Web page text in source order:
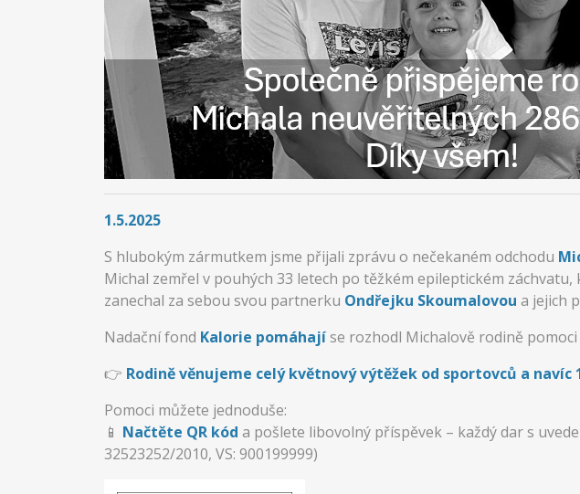
1.5.2025
S hlubokým zármutkem jsme přijali zprávu o nečekaném odchodu
Michal zemřel v pouhých 33 letech po těžkém epileptickém
zanechal za sebou svou partnerku Ondřejku Skoumalovou a jejich
Nadační fond Kalorie pomáhajíse rozhodl Michalově rodině
👉 Rodině věnujeme celý květnový výtěžek od sportovců a
Pomoci můžete jednoduše:
📱 Načtěte QR kód a pošlete libovolný příspěvek – každý dar s
32523252/2010, VS: 900199999)